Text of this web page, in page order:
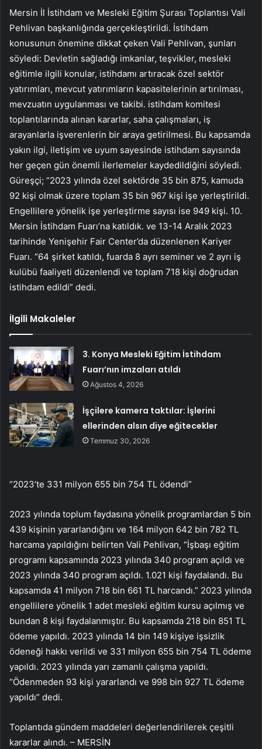
Mersin İl İstihdam ve Mesleki Eğitim Şurası Toplantısı Vali
Pehlivan başkanlığında gerçekleştirildi. İstihdam
konusunun önemine dikkat çeken Vali Pehlivan, şunları
söyledi: Devletin sağladığı imkanlar, teşvikler, mesleki
eğitimle ilgili konular, istihdamı artıracak özel sektör
yatırımları, mevcut yatırımların kapasitelerinin artırılması,
mevzuatın uygulanması ve takibi. istihdam komitesi
toplantılarında alınan kararlar, saha çalışmaları, iş
arayanlarla işverenlerin bir araya getirilmesi. Bu kapsamda
yakın ilgi, iletişim ve uyum sayesinde istihdam sayısında
her geçen gün önemli ilerlemeler kaydedildiğini söyledi.
Güreşçi; “2023 yılında özel sektörde 35 bin 875, kamuda
92 kişi olmak üzere toplam 35 bin 967 kişi işe yerleştirildi.
Engellilere yönelik işe yerleştirme sayısı ise 949 kişi. 10.
Mersin İstihdam Fuarı’na katıldık. ve 13-14 Aralık 2023
tarihinde Yenişehir Fair Center’da düzenlenen Kariyer
Fuarı. “64 şirket katıldı, fuarda 8 ayrı seminer ve 2 ayrı iş
kulübü faaliyeti düzenlendi ve toplam 718 kişi doğrudan
istihdam edildi” dedi.
İlgili Makaleler
3. Konya Mesleki Eğitim İstihdam
Fuarı’nın imzaları atıldı
Ağustos 4, 2026
İşçilere kamera taktılar: İşlerini
ellerinden alsın diye eğitecekler
Temmuz 30, 2026
“2023’te 331 milyon 655 bin 754 TL ödendi”
2023 yılında toplum faydasına yönelik programlardan 5 bin
439 kişinin yararlandığını ve 164 milyon 642 bin 782 TL
harcama yapıldığını belirten Vali Pehlivan, “İşbaşı eğitim
programı kapsamında 2023 yılında 340 program açıldı ve
2023 yılında 340 program açıldı. 1.021 kişi faydalandı. Bu
kapsamda 41 milyon 718 bin 661 TL harcandı.” 2023 yılında
engellilere yönelik 1 adet mesleki eğitim kursu açılmış ve
bundan 8 kişi faydalanmıştır. Bu kapsamda 218 bin 851 TL
ödeme yapıldı. 2023 yılında 14 bin 149 kişiye işsizlik
ödeneği hakkı verildi ve 331 milyon 655 bin 754 TL ödeme
yapıldı. 2023 yılında yarı zamanlı çalışma yapıldı.
“Ödenmeden 93 kişi yararlandı ve 998 bin 927 TL ödeme
yapıldı” dedi.
Toplantıda gündem maddeleri değerlendirilerek çeşitli
kararlar alındı. – MERSİN